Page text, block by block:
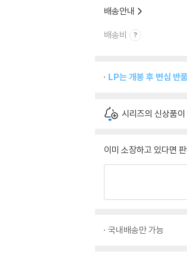
배송안내
배송비
LP는 개봉 후 변심 반
시리즈의 신상품
이미 소장하고 있다면
국내배송만 가능